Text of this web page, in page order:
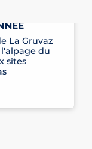
DE
La Gruvaz
du
sites